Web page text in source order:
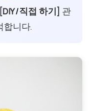
[DIY/직접 하기] 관
합니다.